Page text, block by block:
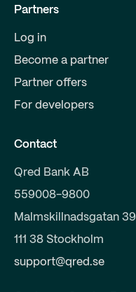
Partners
Log in
Become a partner
Partner offers
For developers
Contact
Qred Bank AB
559008-9800
Malmskillnadsgatan 39
111 38 Stockholm
support@qred.se